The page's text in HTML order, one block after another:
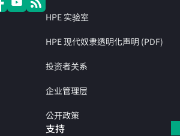
HPE 实验室
HPE 现代奴隶透明化声明 (PDF)
投资者关系
企业管理层
公开政策
支持